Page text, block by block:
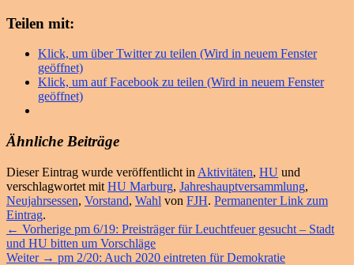
Teilen mit:
Klick, um über Twitter zu teilen (Wird in neuem Fenster
geöffnet)
Klick, um auf Facebook zu teilen (Wird in neuem Fenster
geöffnet)
Ähnliche Beiträge
Dieser Eintrag wurde veröffentlicht in Aktivitäten, HU und
verschlagwortet mit HU Marburg, Jahreshauptversammlung,
Neujahrsessen, Vorstand, Wahl von FJH. Permanenter Link zum
Eintrag.
Beitragsnavigation
← Vorherige Vorheriger
Beitrag:
pm 6/19: Preisträger für Leuchtfeuer gesucht – Stadt
und HU bitten um Vorschläge
Weiter → Nächster
pm 2/20: Auch 2020 eintreten für Demokratie